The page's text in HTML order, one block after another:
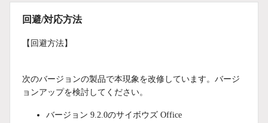
回避/対応方法
【回避方法】
次のバージョンの製品で本現象を改修しています。バージ
ョンアップを検討してください。
バージョン 9.2.0のサイボウズ Office